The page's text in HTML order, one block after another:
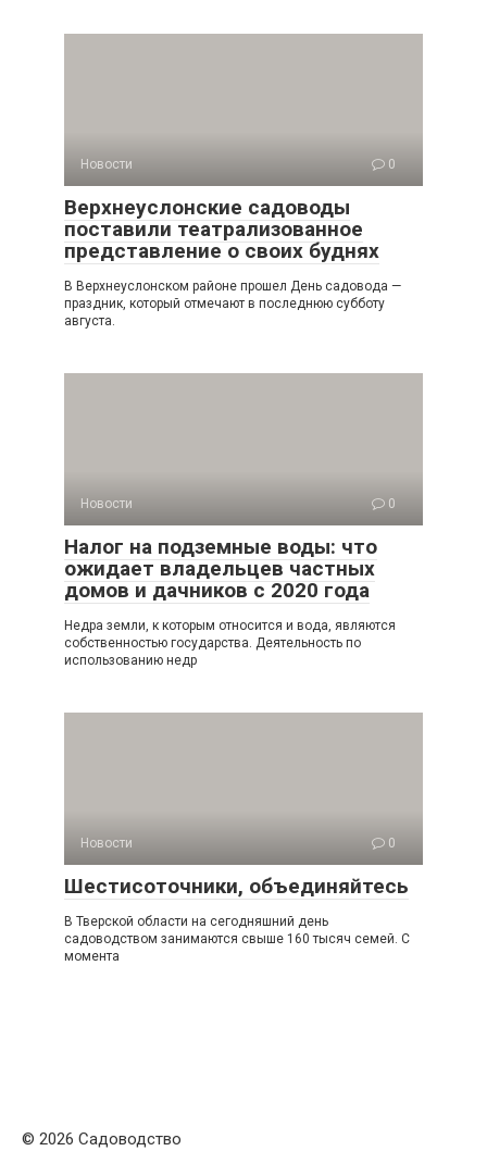
Новости 0
Верхнеуслонские садоводы
поставили театрализованное
представление о своих буднях
В Верхнеуслонском районе прошел День садовода —
праздник, который отмечают в последнюю субботу
августа.
Новости 0
Налог на подземные воды: что
ожидает владельцев частных
домов и дачников с 2020 года
Недра земли, к которым относится и вода, являются
собственностью государства. Деятельность по
использованию недр
Новости 0
Шестисоточники, объединяйтесь
В Тверской области на сегодняшний день
садоводством занимаются свыше 160 тысяч семей. С
момента
© 2026 Садоводство